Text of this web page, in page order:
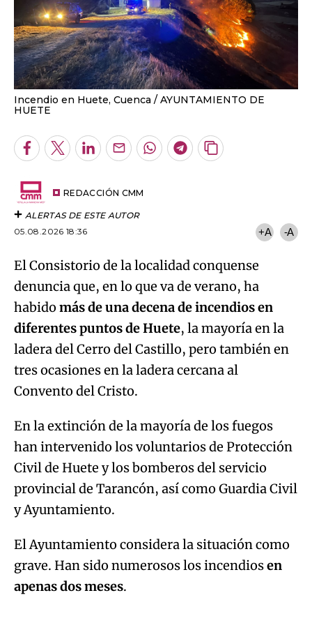
Incendio en Huete, Cuenca
AYUNTAMIENTO DE
HUETE
Facebook
TwitterLinkedInEnviarWhatsapp
Telegram
Copiar
REDACCIÓN CMM
ALERTAS DE ESTE AUTOR
05.08.2026 18:36
+A -A
El Consistorio de la localidad conquense
denuncia que, en lo que va de verano, ha
habido más de una decena de incendios en
diferentes puntos de Huete, la mayoría en la
ladera del Cerro del Castillo, pero también en
tres ocasiones en la ladera cercana al
Convento del Cristo.
En la extinción de la mayoría de los fuegos
han intervenido los voluntarios de Protección
Civil de Huete y los bomberos del servicio
provincial de Tarancón, así como Guardia Civil
y Ayuntamiento.
El Ayuntamiento considera la situación como
grave. Han sido numerosos los incendiosen
apenas dos meses.